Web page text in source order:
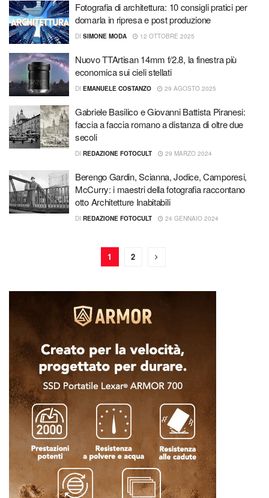
Fotografia di architettura: 10 consigli pratici per
domarla in ripresa e post produzione
DI SIMONE MODA 12 OTTOBRE 2025
Nuovo TTArtisan 14mm f/2.8, la finestra più
economica sui cieli stellati
DI EMANUELE COSTANZO 29 AGOSTO 2025
Gabriele Basilico e Giovanni Battista Piranesi:
faccia a faccia romano a distanza di oltre due
secoli
DI REDAZIONE FOTOCULT 29 MARZO 2024
Berengo Gardin, Scianna, Jodice, Camporesi,
McCurry: i maestri della fotografia raccontano
otto Architetture Inabitabili
DI REDAZIONE FOTOCULT 24 GENNAIO 2024
1 2